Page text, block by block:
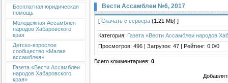
Бесплатная юридическая
помощь
Молодёжная Ассамблея
народов Хабаровского
края
Детско-взрослое
сообщество «Малая
ассамблея»
Газета «Вести Ассамблеи
народов Хабаровского
края»
Вести Ассамблеи №6, 2017
[ Скачать с сервера (1.21 Mb) ]
Категория: Газета «Вести Ассамблеи народов
Просмотров: 496 | Загрузок: 47 | Рейтинг: 0.0/0
Всего комментариев: 0